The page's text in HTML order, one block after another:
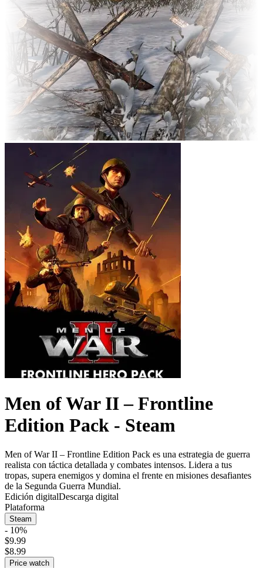
Men of War II – Frontline
Edition Pack - Steam
Men of War II – Frontline Edition Pack es una estrategia de guerra
realista con táctica detallada y combates intensos. Lidera a tus
tropas, supera enemigos y domina el frente en misiones desafiantes
de la Segunda Guerra Mundial.
Edición digitalDescarga digital
Plataforma
Steam
- 10%
$9.99
$8.99
Price watch